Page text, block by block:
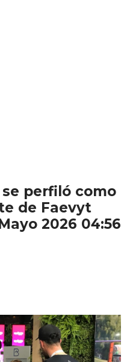
perfiló como
de Faevyt
2026 04:56